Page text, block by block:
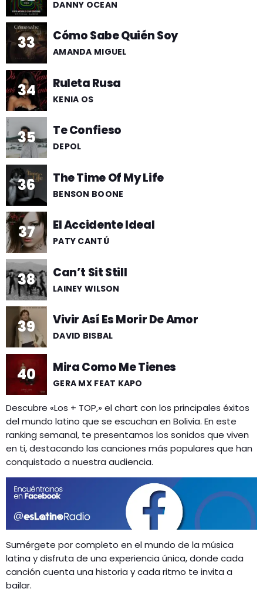
DANNY OCEAN
33 Cómo Sabe Quién Soy
AMANDA MIGUEL
34 Ruleta Rusa
KENIA OS
35 Te Confieso
DEPOL
36 The Time Of My Life
BENSON BOONE
37 El Accidente Ideal
PATY CANTÚ
38 Can’t Sit Still
LAINEY WILSON
39 Vivir Así Es Morir De Amor
DAVID BISBAL
40 Mira Como Me Tienes
GERA MX FEAT KAPO
Descubre «Los + TOP,» el chart con los principales éxitos
del mundo latino que se escuchan en Bolivia. En este
ranking semanal, te presentamos los sonidos que viven
en ti, destacando las canciones más populares que han
conquistado a nuestra audiencia.
Sumérgete por completo en el mundo de la música
latina y disfruta de una experiencia única, donde cada
canción cuenta una historia y cada ritmo te invita a
bailar.